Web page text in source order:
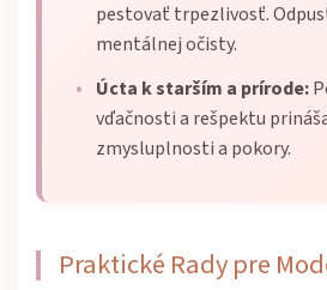
pestovať trpezlivosť.
mentálnej očisty.
Úcta k starším a prírode:
vďačnosti a rešpektu
zmysluplnosti a pokory.
Praktické Rady pre